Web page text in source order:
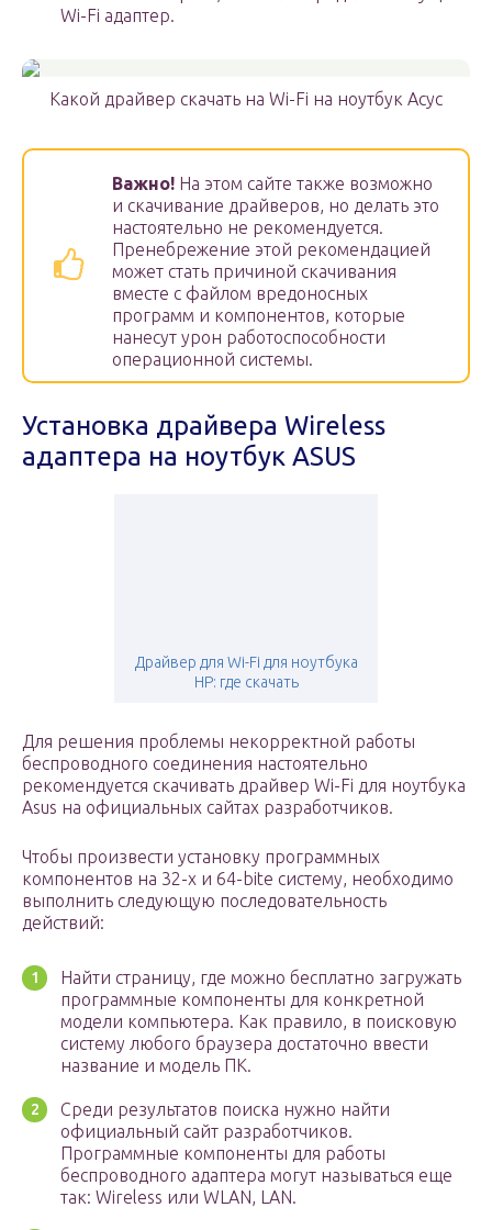
Wi-Fi адаптер.
Какой драйвер скачать на Wi-Fi на ноутбук Асус
Важно! На этом сайте также возможно
и скачивание драйверов, но делать это
настоятельно не рекомендуется.
Пренебрежение этой рекомендацией
может стать причиной скачивания
вместе с файлом вредоносных
программ и компонентов, которые
нанесут урон работоспособности
операционной системы.
Установка драйвера Wireless
адаптера на ноутбук ASUS
Драйвер для Wi-Fi для ноутбука
HP: где скачать
Для решения проблемы некорректной работы
беспроводного соединения настоятельно
рекомендуется скачивать драйвер Wi-Fi для ноутбука
Asus на официальных сайтах разработчиков.
Чтобы произвести установку программных
компонентов на 32-х и 64-bite систему, необходимо
выполнить следующую последовательность
действий:
Найти страницу, где можно бесплатно загружать
программные компоненты для конкретной
модели компьютера. Как правило, в поисковую
систему любого браузера достаточно ввести
название и модель ПК.
Среди результатов поиска нужно найти
официальный сайт разработчиков.
Программные компоненты для работы
беспроводного адаптера могут называться еще
так: Wireless или WLAN, LAN.